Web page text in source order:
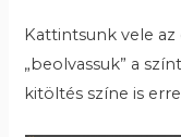
Kattintsunk vele
„beolvassuk” a
kitöltés színe is